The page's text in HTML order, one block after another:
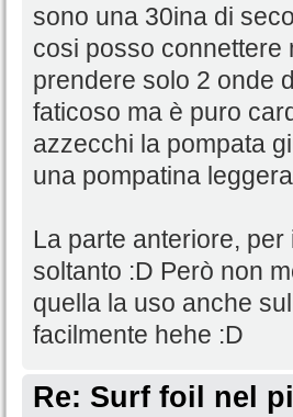
sono una 30ina di
cosi posso connettere
prendere solo 2 onde
faticoso ma è puro
azzecchi la pompata
una pompatina
La parte anteriore,
soltanto :D Però non
quella la uso anche
facilmente hehe :D
Re: Surf foil nel